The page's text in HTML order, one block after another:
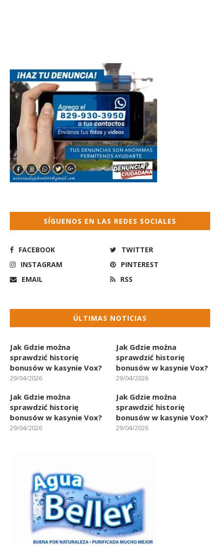
SÍGUENOS EN LAS REDES SOCIALES
FACEBOOK
TWITTER
INSTAGRAM
PINTEREST
EMAIL
RSS
ÚLTIMAS NOTICIAS
Jak Gdzie można
sprawdzić historię
bonusów w kasynie Vox?
29/04/2026
Jak Gdzie można
sprawdzić historię
bonusów w kasynie Vox?
29/04/2026
Jak Gdzie można
sprawdzić historię
bonusów w kasynie Vox?
29/04/2026
Jak Gdzie można
sprawdzić historię
bonusów w kasynie Vox?
29/04/2026